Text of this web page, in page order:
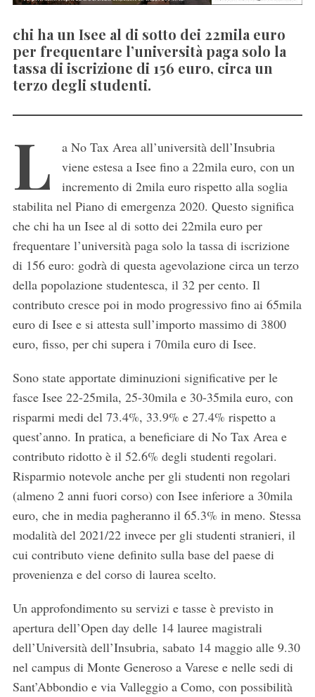
chi ha un Isee al di sotto dei 22mila euro
per frequentare l’università paga solo la
tassa di iscrizione di 156 euro, circa un
terzo degli studenti.
L
a No Tax Area all’università dell’Insubria
viene estesa a Isee fino a 22mila euro, con un
incremento di 2mila euro rispetto alla soglia
stabilita nel Piano di emergenza 2020. Questo significa
che chi ha un Isee al di sotto dei 22mila euro per
frequentare l’università paga solo la tassa di iscrizione
di 156 euro: godrà di questa agevolazione circa un terzo
della popolazione studentesca, il 32 per cento. Il
contributo cresce poi in modo progressivo fino ai 65mila
euro di Isee e si attesta sull’importo massimo di 3800
euro, fisso, per chi supera i 70mila euro di Isee.
Sono state apportate diminuzioni significative per le
fasce Isee 22-25mila, 25-30mila e 30-35mila euro, con
risparmi medi del 73.4%, 33.9% e 27.4% rispetto a
quest’anno. In pratica, a beneficiare di No Tax Area e
contributo ridotto è il 52.6% degli studenti regolari.
Risparmio notevole anche per gli studenti non regolari
(almeno 2 anni fuori corso) con Isee inferiore a 30mila
euro, che in media pagheranno il 65.3% in meno. Stessa
modalità del 2021/22 invece per gli studenti stranieri, il
cui contributo viene definito sulla base del paese di
provenienza e del corso di laurea scelto.
Un approfondimento su servizi e tasse è previsto in
apertura dell’Open day delle 14 lauree magistrali
dell’Università dell’Insubria, sabato 14 maggio alle 9.30
nel campus di Monte Generoso a Varese e nelle sedi di
Sant’Abbondio e via Valleggio a Como, con possibilità